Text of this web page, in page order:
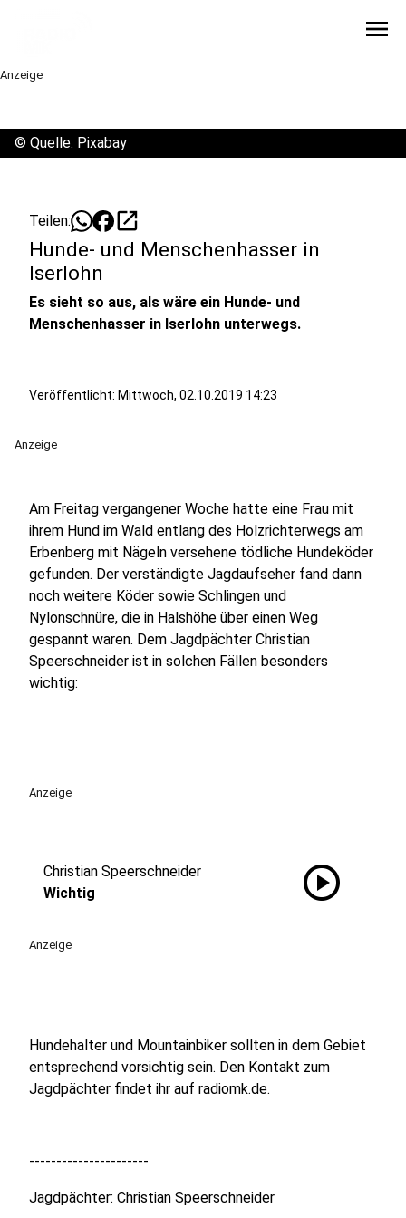
menu
Anzeige
© Quelle: Pixabay
Teilen: open_in_new
Hunde- und Menschenhasser in
Iserlohn
Es sieht so aus, als wäre ein Hunde- und
Menschenhasser in Iserlohn unterwegs.
Veröffentlicht: Mittwoch, 02.10.2019 14:23
Anzeige
Am Freitag vergangener Woche hatte eine Frau mit
ihrem Hund im Wald entlang des Holzrichterwegs am
Erbenberg mit Nägeln versehene tödliche Hundeköder
gefunden. Der verständigte Jagdaufseher fand dann
noch weitere Köder sowie Schlingen und
Nylonschnüre, die in Halshöhe über einen Weg
gespannt waren. Dem Jagdpächter Christian
Speerschneider ist in solchen Fällen besonders
wichtig:
Anzeige
Christian Speerschneider
Wichtig
play_circle
Anzeige
Hundehalter und Mountainbiker sollten in dem Gebiet
entsprechend vorsichtig sein. Den Kontakt zum
Jagdpächter findet ihr auf radiomk.de.
----------------------
Jagdpächter: Christian Speerschneider